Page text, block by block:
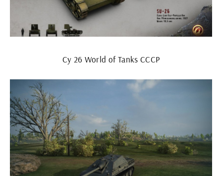
Су 26 World of Tanks СССР